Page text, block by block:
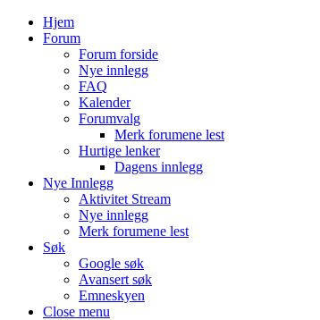
Hjem
Forum
Forum forside
Nye innlegg
FAQ
Kalender
Forumvalg
Merk forumene lest
Hurtige lenker
Dagens innlegg
Nye Innlegg
Aktivitet Stream
Nye innlegg
Merk forumene lest
Søk
Google søk
Avansert søk
Emneskyen
Close menu